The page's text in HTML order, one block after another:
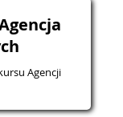
Agencji